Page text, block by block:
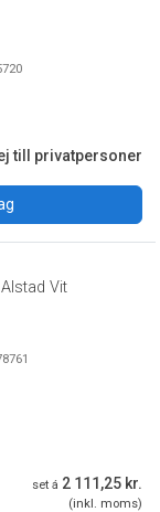
till privatpersoner
Vit
set á 2 111,25 kr.
(inkl. moms)